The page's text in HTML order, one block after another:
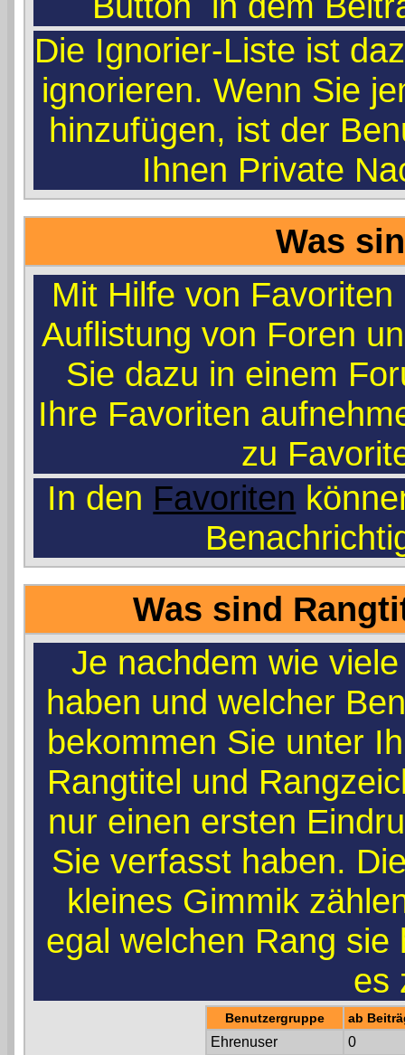
Die Ignorier-Liste ist
ignorieren. Wenn Sie
hinzufügen, ist der
Ihnen Private
Was
Mit Hilfe von
Auflistung von Foren
Sie dazu in einem
Ihre Favoriten
zu
In den Favoriten
Was sind
Je nachdem wie
haben und welcher
bekommen Sie unter
Rangtitel und
nur einen ersten
Sie verfasst haben.
kleines Gimmik
egal welchen Rang
es
Benutzergruppe ab
Ehrenuser
0